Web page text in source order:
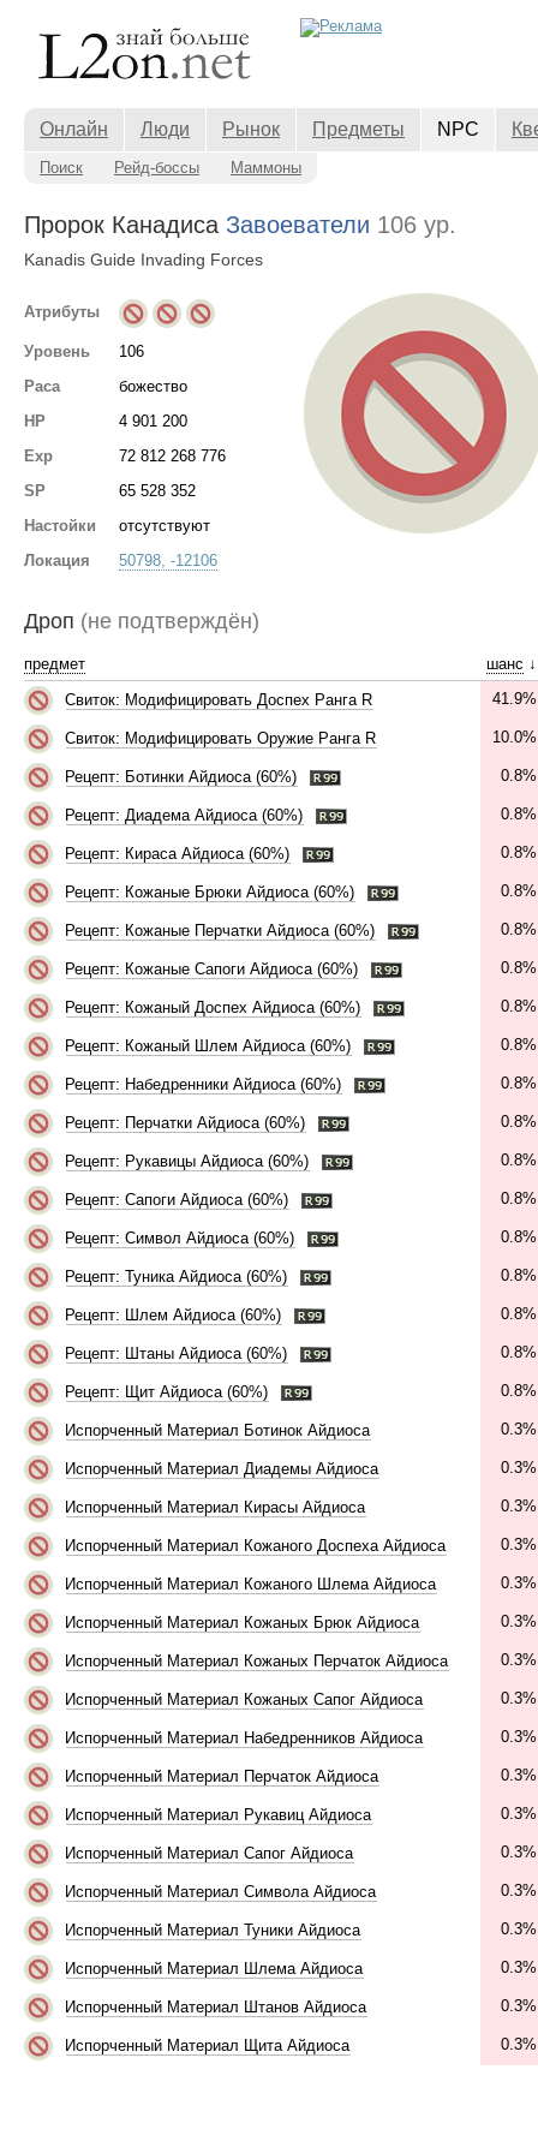
Онлайн Люди Рынок Предметы NPC
Поиск Рейд-боссы Маммоны
Пророк Канадиса Завоеватели 106 ур.
Kanadis Guide Invading Forces
Атрибуты
Уровень
106
Раса
божество
HP
4 901 200
Exp
72 812 268 776
SP
65 528 352
Настойки
отсутствуют
Локация
50798, -12106
Дроп (не подтверждён)
предмет шанс ↓
Свиток: Модифицировать Доспех Ранга R
41.9%
Свиток: Модифицировать Оружие Ранга R 10.0%
Рецепт: Ботинки Айдиоса (60%) 0.8%
Рецепт: Диадема Айдиоса (60%) 0.8%
Рецепт: Кираса Айдиоса (60%) 0.8%
Рецепт: Кожаные Брюки Айдиоса (60%) 0.8%
Рецепт: Кожаные Перчатки Айдиоса (60%) 0.8%
Рецепт: Кожаные Сапоги Айдиоса (60%) 0.8%
Рецепт: Кожаный Доспех Айдиоса (60%) 0.8%
Рецепт: Кожаный Шлем Айдиоса (60%) 0.8%
Рецепт: Набедренники Айдиоса (60%) 0.8%
Рецепт: Перчатки Айдиоса (60%) 0.8%
Рецепт: Рукавицы Айдиоса (60%) 0.8%
Рецепт: Сапоги Айдиоса (60%) 0.8%
Рецепт: Символ Айдиоса (60%) 0.8%
Рецепт: Туника Айдиоса (60%) 0.8%
Рецепт: Шлем Айдиоса (60%) 0.8%
Рецепт: Штаны Айдиоса (60%) 0.8%
Рецепт: Щит Айдиоса (60%) 0.8%
Испорченный Материал Ботинок Айдиоса 0.3%
Испорченный Материал Диадемы Айдиоса 0.3%
Испорченный Материал Кирасы Айдиоса 0.3%
Испорченный Материал Кожаного Доспеха Айдиоса 0.3%
Испорченный Материал Кожаного Шлема Айдиоса 0.3%
Испорченный Материал Кожаных Брюк Айдиоса 0.3%
Испорченный Материал Кожаных Перчаток Айдиоса 0.3%
Испорченный Материал Кожаных Сапог Айдиоса 0.3%
Испорченный Материал Набедренников Айдиоса 0.3%
Испорченный Материал Перчаток Айдиоса 0.3%
Испорченный Материал Рукавиц Айдиоса 0.3%
Испорченный Материал Сапог Айдиоса 0.3%
Испорченный Материал Символа Айдиоса 0.3%
Испорченный Материал Туники Айдиоса 0.3%
Испорченный Материал Шлема Айдиоса 0.3%
Испорченный Материал Штанов Айдиоса 0.3%
Испорченный Материал Щита Айдиоса 0.3%